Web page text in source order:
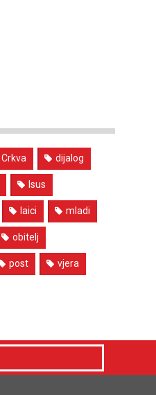
Crkva dijalog
Isus
laici mladi
obitelj
post vjera